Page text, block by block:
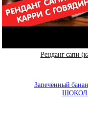
Ренданг сапи
Запечённый